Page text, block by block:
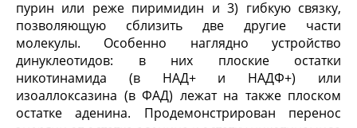
пурин или реже пиримидин и 3) гибкую связку,
позволяющую сблизить две другие части
молекулы. Особенно наглядно устройство
динуклеотидов: в них плоские остатки
никотинамида (в НАД+и НАДФ+) или
изоаллоксазина (в ФАД) ле­жат на также плоском
остатке аденина. Продемон­стрирован перенос